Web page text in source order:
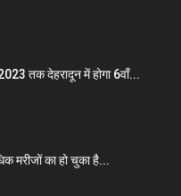
तक देहरादून में होगा 6वाँ...
मरीजों का हो चुका है...